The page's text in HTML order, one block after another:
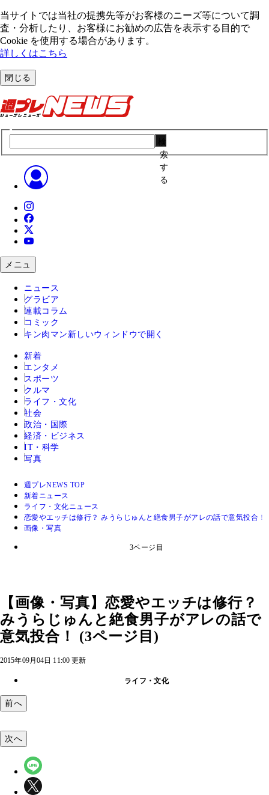
当サイトでは当社の提携先等がお客様のニーズ等について調
査・分析したり、お客様にお勧めの広告を表⽰する⽬的で
Cookie を使⽤する場合があります。
詳しくはこちら
閉じる
索
す
る
メニュ
ニュース
グラビア
連載コラム
コミック
キン肉マン 新しいウィンドウで開く
新着
エンタメ
スポーツ
クルマ
ライフ・文化
社会
政治・国際
経済・ビジネス
IT・科学
写真
週プレNEWS TOP
新着ニュース
ライフ・文化ニュース
恋愛やエッチは修行？ みうらじゅんと絶食男子がアレの話で意気投合！
画像・写真
3ページ目
【画像・写真】恋愛やエッチは修行？
みうらじゅんと絶食男子がアレの話で
意気投合！ (3ページ目)
2015年09月04日 11:00 更新
ライフ・文化
前へ
次へ